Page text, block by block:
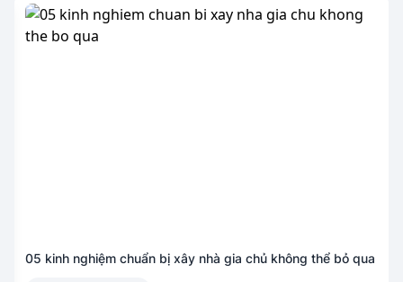
05 kinh nghiệm chuẩn bị xây nhà gia chủ không thể bỏ qua